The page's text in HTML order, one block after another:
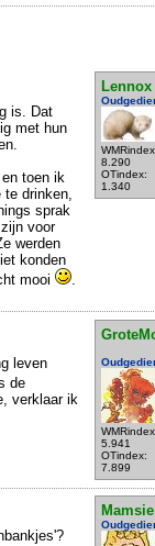
Lennox
8.290
OTindex:
1.340
is. Dat
met hun
toen ik
drinken,
sprak
voor
werden
konden
mooi
5.941
OTindex:
7.899
leven
de
verklaar ik
Mamsie